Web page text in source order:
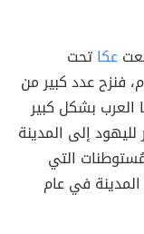
عكاتحت
الاحتلال الإسرائيليّ الناتج عن حرب 1948م، فنزح عدد كبير من
العرب بشكل كبير
إلى المدينة
التي
في عام